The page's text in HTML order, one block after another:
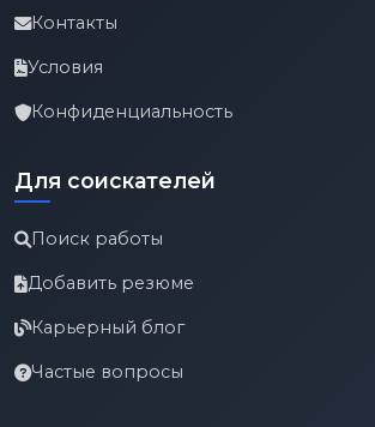
Контакты
Условия
Конфиденциальность
Для соискателей
Поиск работы
Добавить резюме
Карьерный блог
Частые вопросы